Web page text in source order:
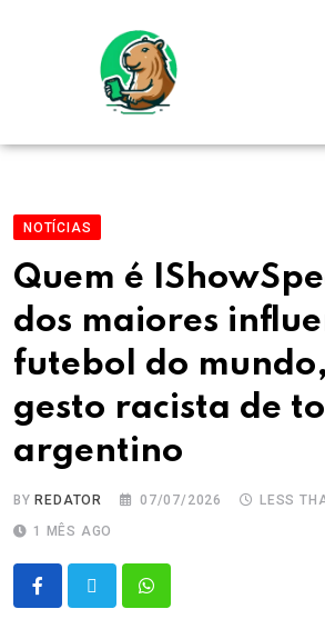
NOTÍCIAS
Quem é
dos maiores
futebol do
gesto racista de
argentino
BY REDATOR 07/07/2026
LESS
1 MÊS AGO